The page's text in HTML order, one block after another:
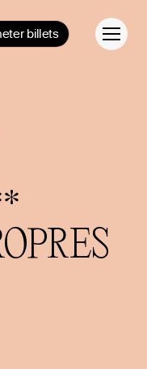
billets